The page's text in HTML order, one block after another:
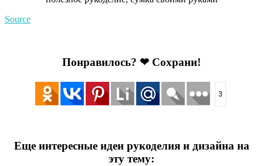
Source
Понравилось? ❤ Сохрани!
3
Еще интересные идеи рукоделия и дизайна на
эту тему: